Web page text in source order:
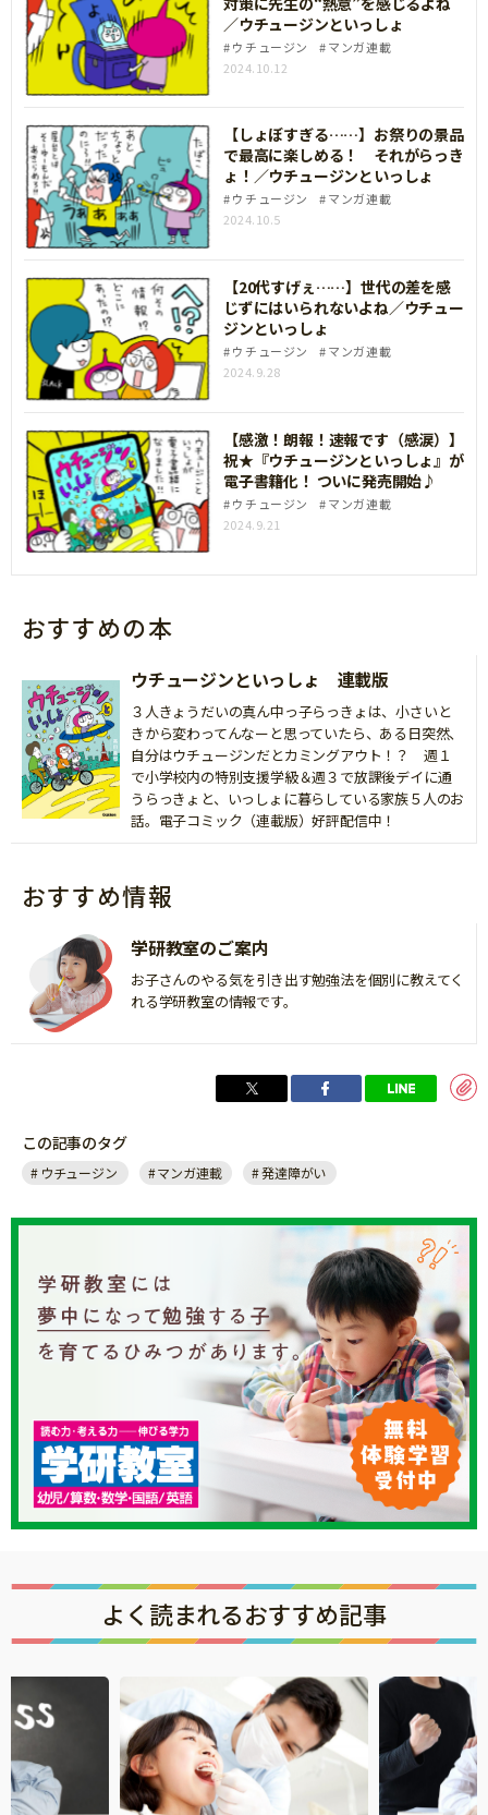
／ウチュージンといっしょ
ウチュージン
マンガ連載
2024.10.12
【しょぼすぎる……】お祭りの景品
で最高に楽しめる！ それがらっき
ょ！／ウチュージンといっしょ
ウチュージン
マンガ連載
2024.10.5
【20代すげぇ……】世代の差を感
じずにはいられないよね／ウチュー
ジンといっしょ
ウチュージン
マンガ連載
2024.9.28
【感激！朗報！速報です（感涙）】
祝★『ウチュージンといっしょ』が
電子書籍化！ ついに発売開始♪
ウチュージン
マンガ連載
2024.9.21
おすすめの本
ウチュージンといっしょ 連載版
３人きょうだいの真ん中っ子らっきょは、小さいと
きから変わってんなーと思っていたら、ある日突然、
自分はウチュージンだとカミングアウト！？ 週１
で小学校内の特別支援学級＆週３で放課後デイに通
うらっきょと、いっしょに暮らしている家族５人のお
話。電子コミック（連載版）好評配信中！
おすすめ情報
学研教室のご案内
お子さんのやる気を引き出す勉強法を個別に教えてく
れる学研教室の情報です。
この記事のタグ
ウチュージン マンガ連載 発達障がい
よく読まれるおすすめ記事